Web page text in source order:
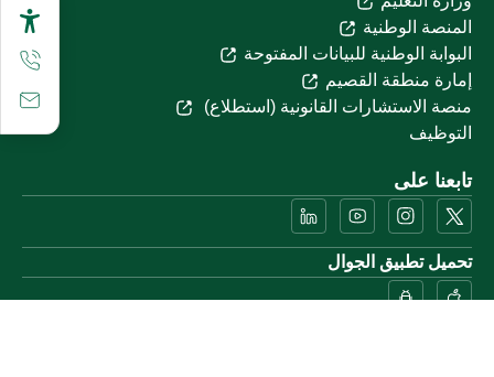
المنصة الوطنية
البوابة الوطنية للبيانات المفتوحة
إمارة منطقة القصيم
منصة الاستشارات القانونية (استطلاع)
التوظيف
تابعنا على
تحميل تطبيق الجوال